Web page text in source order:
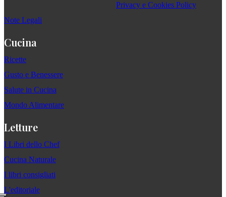
Privacy e Cookies Policy
Note Legali
Cucina
Ricette
Gusto e Benessere
Salute in Cucina
Mondo Alimentare
Letture
I Libri dello Chef
Cucina Naturale
I libri consigliati
L'editoriale